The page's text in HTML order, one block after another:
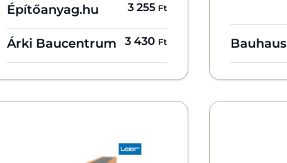
Építőanyag.hu 3 255 Ft
Árki Baucentrum 3 430 Ft Bauhaus